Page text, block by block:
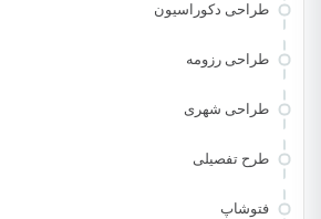
طراحی دکوراسیون
طراحی رزومه
طراحی شهری
طرح تفصیلی
فتوشاپ